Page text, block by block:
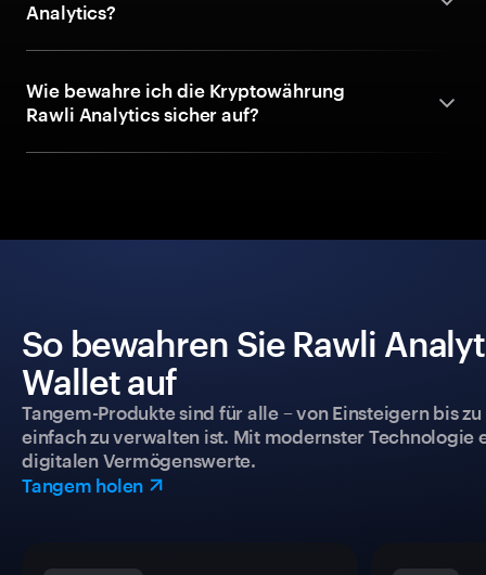
Analytics?
Wie bewahre ich die Kryptowährung
Rawli Analytics sicher auf?
So bewahren Sie Rawli
Wallet auf
Tangem-Produkte sind für alle – von Einsteigern bis
einfach zu verwalten ist. Mit modernster
digitalen Vermögenswerte.
Tangem holen